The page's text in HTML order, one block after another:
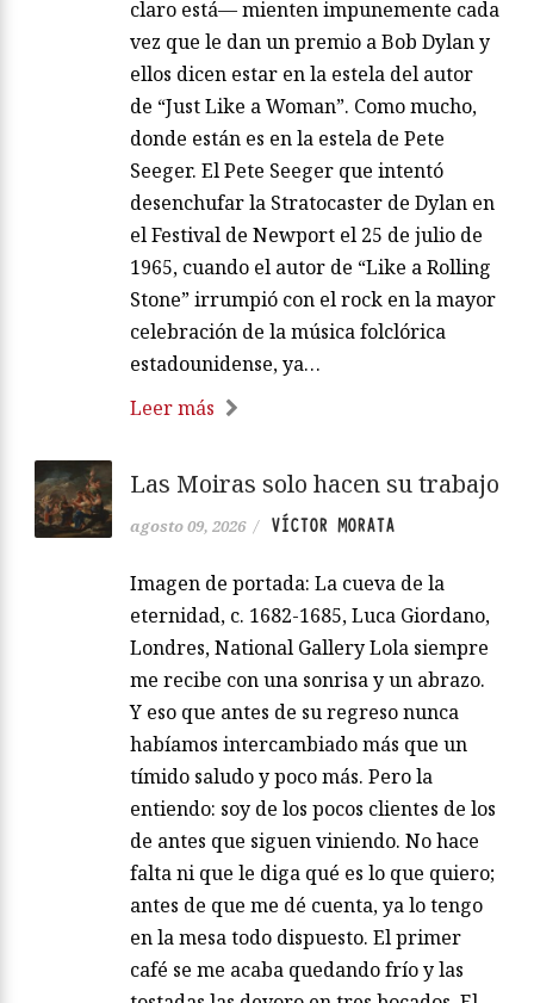
claro está— mienten impunemente cada
vez que le dan un premio a Bob Dylan y
ellos dicen estar en la estela del autor
de “Just Like a Woman”. Como mucho,
donde están es en la estela de Pete
Seeger. El Pete Seeger que intentó
desenchufar la Stratocaster de Dylan en
el Festival de Newport el 25 de julio de
1965, cuando el autor de “Like a Rolling
Stone” irrumpió con el rock en la mayor
celebración de la música folclórica
estadounidense, ya…
Leer más
Las Moiras solo hacen su trabajo
agosto 09, 2026 / VÍCTOR MORATA
Imagen de portada: La cueva de la
eternidad, c. 1682-1685, Luca Giordano,
Londres, National Gallery Lola siempre
me recibe con una sonrisa y un abrazo.
Y eso que antes de su regreso nunca
habíamos intercambiado más que un
tímido saludo y poco más. Pero la
entiendo: soy de los pocos clientes de los
de antes que siguen viniendo. No hace
falta ni que le diga qué es lo que quiero;
antes de que me dé cuenta, ya lo tengo
en la mesa todo dispuesto. El primer
café se me acaba quedando frío y las